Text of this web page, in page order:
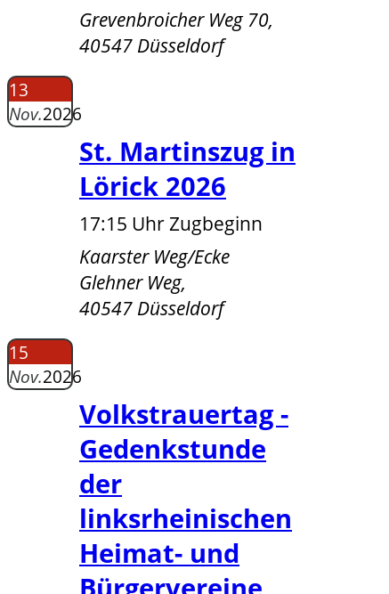
Grevenbroicher Weg 70,
40547 Düsseldorf
13
Nov.2026
St. Martinszug in
Lörick 2026
17:15 Uhr Zugbeginn
Kaarster Weg/Ecke
Glehner Weg,
40547 Düsseldorf
15
Nov.2026
Volkstrauertag -
Gedenkstunde
der
linksrheinischen
Heimat- und